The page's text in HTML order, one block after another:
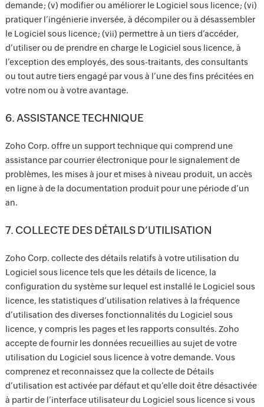
demande ; (v) modifier ou améliorer le Logiciel sous licence ; (vi)
pratiquer l’ingénierie inversée, à décompiler ou à désassembler
le Logiciel sous licence ; (vii) permettre à un tiers d’accéder,
d’utiliser ou de prendre en charge le Logiciel sous licence, à
l’exception des employés, des sous-traitants, des consultants
ou tout autre tiers engagé par vous à l’une des fins précitées en
votre nom ou à votre avantage.
6. ASSISTANCE TECHNIQUE
Zoho Corp. offre un support technique qui comprend une
assistance par courrier électronique pour le signalement de
problèmes, les mises à jour et mises à niveau produit, un accès
en ligne à de la documentation produit pour une période d’un
an.
7. COLLECTE DES DÉTAILS D’UTILISATION
Zoho Corp. collecte des détails relatifs à votre utilisation du
Logiciel sous licence tels que les détails de licence, la
configuration du système sur lequel est installé le Logiciel sous
licence, les statistiques d’utilisation relatives à la fréquence
d’utilisation des diverses fonctionnalités du Logiciel sous
licence, y compris les pages et les rapports consultés. Zoho
accepte de fournir les données recueillies au sujet de votre
utilisation du Logiciel sous licence à votre demande. Vous
comprenez et reconnaissez que la collecte de Détails
d’utilisation est activée par défaut et qu’elle doit être désactivée
à partir de l’interface utilisateur du Logiciel sous licence si vous